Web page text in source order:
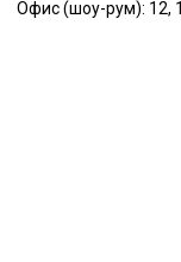
Офис (шоу-рум): 12,